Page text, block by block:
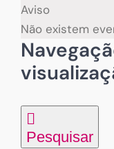
for
02/08/
Aviso
Não existem
Pesquisar